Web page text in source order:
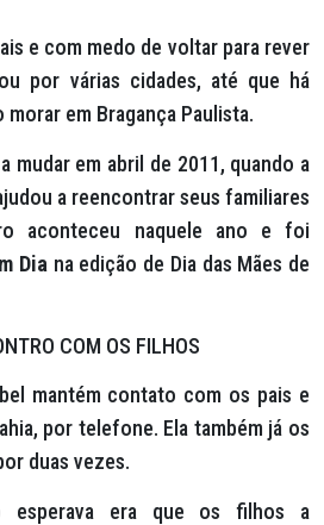
e com medo de voltar para rever
por várias cidades, até que há
em Bragança Paulista.
mudar em abril de 2011, quando a
a reencontrar seus familiares
aconteceu naquele ano e foi
Dia na edição de Dia das Mães de
COM OS FILHOS
mantém contato com os pais e
por telefone. Ela também já os
duas vezes.
era que os filhos a